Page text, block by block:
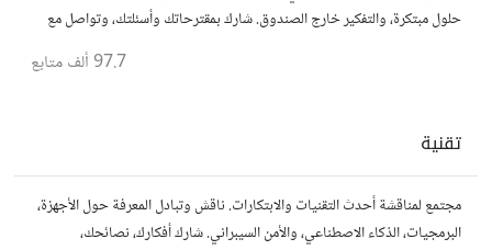
حلول مبتكرة، والتفكير خارج الصندوق. شارك بمقترحاتك وأسئلتك، وتواصل مع
97.7 ألف متابع
تقنية
مجتمع لمناقشة أحدث التقنيات والابتكارات. ناقش وتبادل المعرفة حول الأجهزة،
البرمجيات، الذكاء الاصطناعي، والأمن السيبراني. شارك أفكارك، نصائحك،